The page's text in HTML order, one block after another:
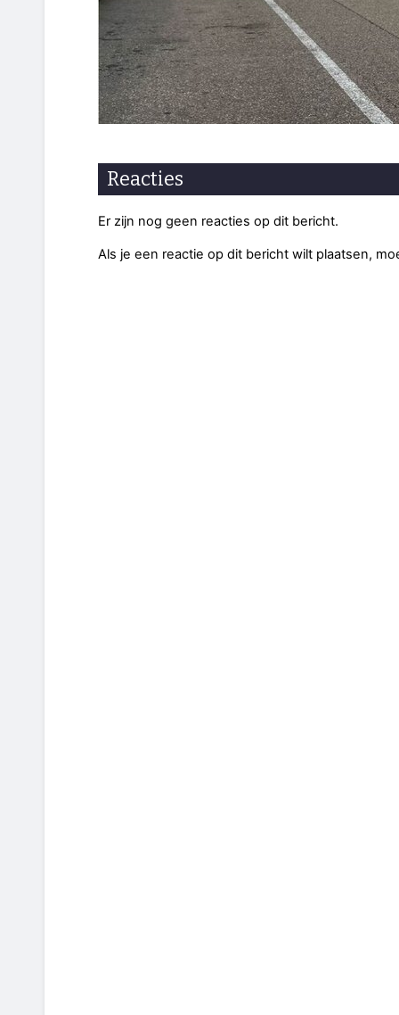
Reacties
Er zijn nog geen reacties op dit bericht.
Als je een reactie op dit bericht wilt plaatsen,